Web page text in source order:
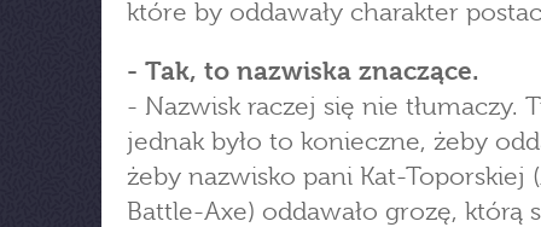
które by oddawały charakter
- Tak, to nazwiska znaczące.
- Nazwisk raczej się nie tłumaczy.
jednak było to konieczne, żeby
żeby nazwisko pani Kat-Toporskiej
Battle-Axe) oddawało grozę, którą